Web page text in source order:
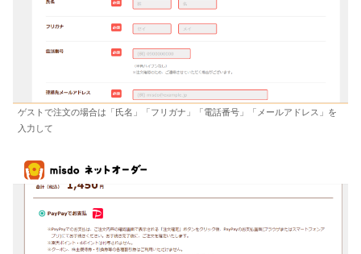
ゲストで注文の場合は「氏名」「フリガナ」「電話番号」「メールアドレス」を
入力して